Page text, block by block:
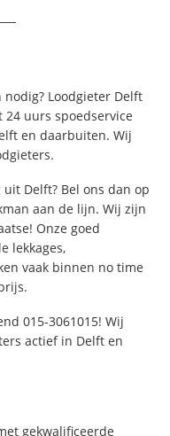
Loodgieter Delft
uurs spoedservice
en daarbuiten. Wij
Delft? Bel ons dan op
aan de lijn. Wij zijn
Onze goed
lekkages,
vaak binnen no time
015-3061015! Wij
actief in Delft en
gekwalificeerde